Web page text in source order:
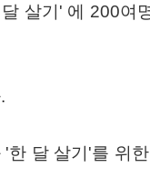
살기' 에 200여
달 살기'를 위